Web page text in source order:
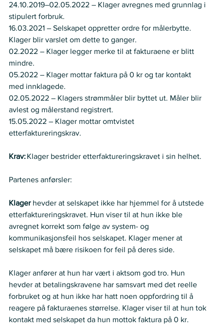
24.10.2019–02.05.2022 – Klager avregnes med grunnlag i
stipulert forbruk.
16.03.2021 – Selskapet oppretter ordre for målerbytte.
Klager blir varslet om dette to ganger.
02.2022 – Klager legger merke til at fakturaene er blitt
mindre.
05.2022 – Klager mottar faktura på 0 kr og tar kontakt
med innklagede.
02.05.2022 – Klagers strømmåler blir byttet ut. Måler blir
avlest og målerstand registrert.
15.05.2022 – Klager mottar omtvistet
etterfaktureringskrav.
Krav: Klager bestrider etterfaktureringskravet i sin helhet.
Partenes anførsler:
Klager hevder at selskapet ikke har hjemmel for å utstede
etterfaktureringskravet. Hun viser til at hun ikke ble
avregnet korrekt som følge av system- og
kommunikasjonsfeil hos selskapet. Klager mener at
selskapet må bære risikoen for feil på deres side.
Klager anfører at hun har vært i aktsom god tro. Hun
hevder at betalingskravene har samsvart med det reelle
forbruket og at hun ikke har hatt noen oppfordring til å
reagere på fakturaenes størrelse. Klager viser til at hun tok
kontakt med selskapet da hun mottok faktura på 0 kr.